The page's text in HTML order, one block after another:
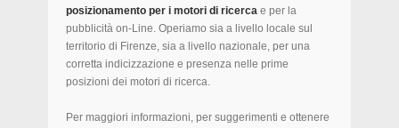
posizionamento per i motori di ricerca e per la
pubblicità on-Line. Operiamo sia a livello locale sul
territorio di Firenze, sia a livello nazionale, per una
corretta indicizzazione e presenza nelle prime
posizioni dei motori di ricerca.
Per maggiori informazioni, per suggerimenti e ottenere